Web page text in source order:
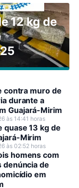
12 kg de
contra muro de
durante a
Guajará-Mirim
às 14:41 horas
quase 13 kg de
Mirim
às 02:52 horas
homens com
denúncia de
em